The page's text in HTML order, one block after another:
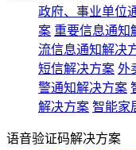
政府、事业单位
案 重要信息通知
流信息通知解决
短信解决方案 外
警通知解决方案
解决方案 智能家
语音验证码解决方案